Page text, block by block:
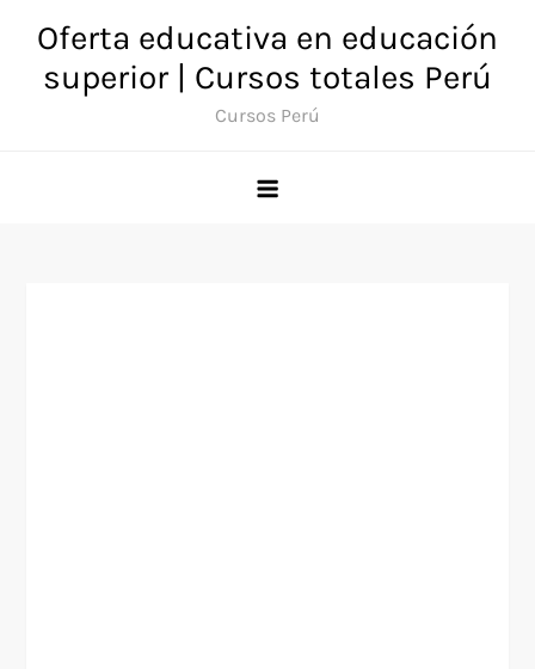
contenido
Oferta educativa en educación
superior | Cursos totales Perú
Cursos Perú